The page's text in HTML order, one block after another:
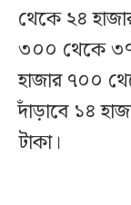
থেকে ২৪
৩০০ থেকে ৩৭
হাজার ৭০০
দাঁড়াবে ১৪
টাকা।